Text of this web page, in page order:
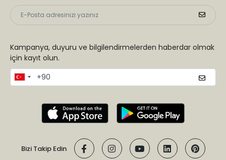
Kampanya, duyuru ve bilgilendirmelerden haberdar olmak
için kayıt olun.
Bizi Takip Edin